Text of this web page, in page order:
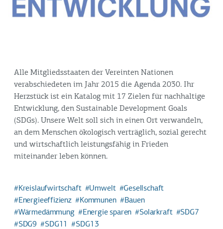
Alle Mitgliedsstaaten der Vereinten Nationen
verabschiedeten im Jahr 2015 die Agenda 2030. Ihr
Herzstück ist ein Katalog mit 17 Zielen für nachhaltige
Entwicklung, den Sustainable Development Goals
(SDGs). Unsere Welt soll sich in einen Ort verwandeln,
an dem Menschen ökologisch verträglich, sozial gerecht
und wirtschaftlich leistungsfähig in Frieden
miteinander leben können.
Kreislaufwirtschaft Umwelt
Gesellschaft
Energieeffizienz
Kommunen
Bauen
Wärmedämmung
Energie sparen Solarkraft
SDG7
SDG9
SDG11 SDG13